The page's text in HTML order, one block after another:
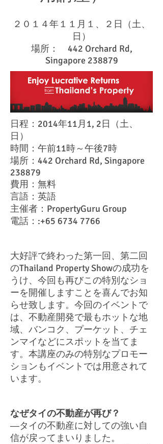
２０１４年１１月１、２日（土、
日）
場所： 442 Orchard Rd,
Singapore 238879
日程：2014年11月1, 2日（土、
日）
時間：午前11時～午後7時
場所：442 Orchard Rd, Singapore
238879
費用：無料
言語：英語
主催者：PropertyGuru Group
電話：:+65 6734 7766
大好評で終わった第一回、第二回
のThailand Property Showの成功を
うけ、今回も再びこの特別なショ
ーを開催しますことを喜んでお知
らせ致します。今回のイベントで
は、不動産開発で最もホットな地
域、バンコク、プーケット、チェ
ンマイなどにスポットを当てま
す。本講座のみの特別なプロモー
ションもイベントでは用意されて
います。
なぜタイの不動産が再び？
―タイの不動産に対しての強い自
信が戻ってまいりました。